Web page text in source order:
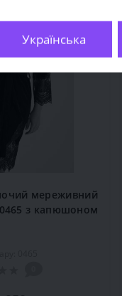
Українська
мереживний
з капюшоном